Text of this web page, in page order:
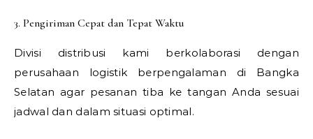
3. Pengiriman Cepat dan Tepat Waktu
Divisi distribusi kami berkolaborasi dengan
perusahaan logistik berpengalaman di Bangka
Selatan agar pesanan tiba ke tangan Anda sesuai
jadwal dan dalam situasi optimal.